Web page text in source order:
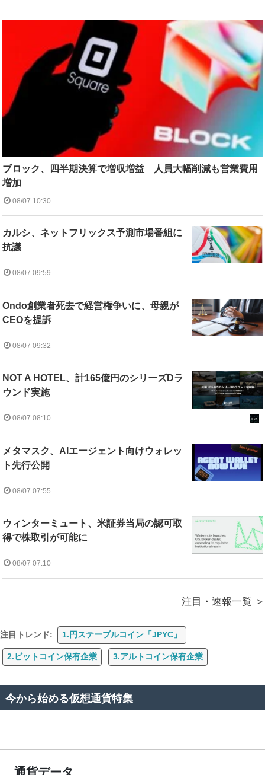
ブロック、四半期決算で増収増益 人員大幅削減も営業費用
増加
08/07 10:30
カルシ、ネットフリックス予測市場番組に
抗議
08/07 09:59
Ondo創業者死去で経営権争いに、母親が
CEOを提訴
08/07 09:32
NOT A HOTEL、計165億円のシリーズDラ
ウンド実施
08/07 08:10
メタマスク、AIエージェント向けウォレッ
ト先行公開
08/07 07:55
ウィンターミュート、米証券当局の認可取
得で株取引が可能に
08/07 07:10
注目・速報一覧
注目トレンド: 1.円ステーブルコイン「JPYC」
2.ビットコイン保有企業 3.アルトコイン保有企業
今から始める仮想通貨特集
通貨データ